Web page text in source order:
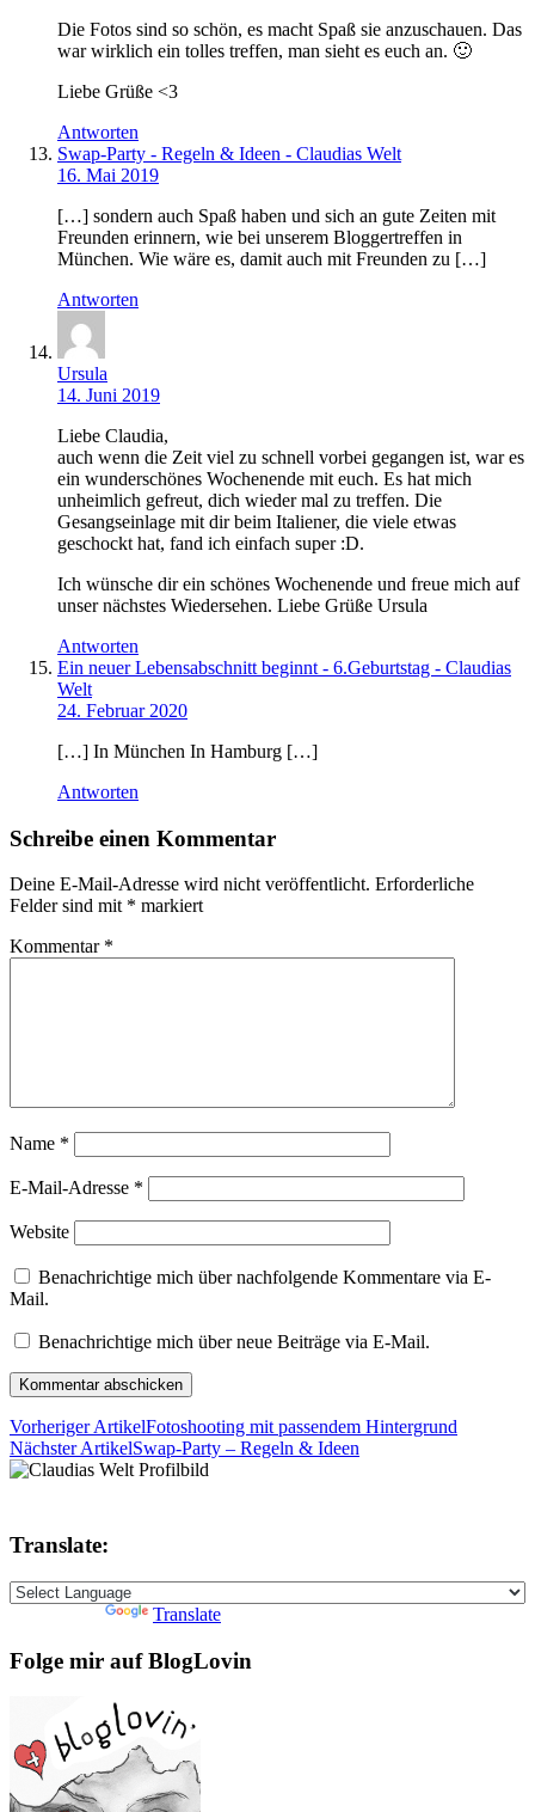
Die Fotos sind so schön, es macht Spaß sie anzuschauen. Das
war wirklich ein tolles treffen, man sieht es euch an. 🙂
Liebe Grüße <3
Antworten
Swap-Party - Regeln & Ideen - Claudias Welt
16. Mai 2019
[…] sondern auch Spaß haben und sich an gute Zeiten mit
Freunden erinnern, wie bei unserem Bloggertreffen in
München. Wie wäre es, damit auch mit Freunden zu […]
Antworten
Ursula
14. Juni 2019
Liebe Claudia,
auch wenn die Zeit viel zu schnell vorbei gegangen ist, war es
ein wunderschönes Wochenende mit euch. Es hat mich
unheimlich gefreut, dich wieder mal zu treffen. Die
Gesangseinlage mit dir beim Italiener, die viele etwas
geschockt hat, fand ich einfach super :D.
Ich wünsche dir ein schönes Wochenende und freue mich auf
unser nächstes Wiedersehen. Liebe Grüße Ursula
Antworten
Ein neuer Lebensabschnitt beginnt - 6.Geburtstag - Claudias
Welt
24. Februar 2020
[…] In München In Hamburg […]
Antworten
Schreibe einen Kommentar
Deine E-Mail-Adresse wird nicht veröffentlicht. Erforderliche
Felder sind mit * markiert
Kommentar *
Name *
E-Mail-Adresse *
Website
Benachrichtige mich über nachfolgende Kommentare via E-
Mail.
Benachrichtige mich über neue Beiträge via E-Mail.
Vorheriger ArtikelFotoshooting mit passendem Hintergrund
Nächster ArtikelSwap-Party – Regeln & Ideen
Translate:
Translate
Folge mir auf BlogLovin